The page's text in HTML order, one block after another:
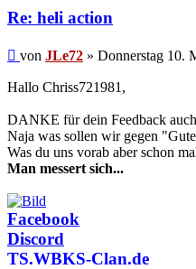
Re: heli action
Beitrag
von JLe72 » Donnerstag 10.
Hallo Chriss721981,
DANKE für dein Feedback
Naja was sollen wir gegen
Was du uns vorab aber schon
Man messert sich...
Facebook
Discord
TS.WBKS-Clan.de